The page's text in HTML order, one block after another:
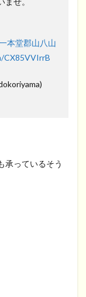
本堂郡山八山
CX85VVIrrB
承っているそう